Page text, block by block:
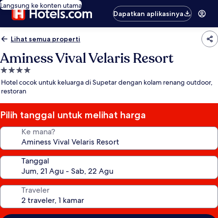
Langsung ke konten utama
Dapatkan aplikasinya
Lihat semua properti
Aminess Vival Velaris Resort
Properti
bintang
4.0
Hotel cocok untuk keluarga di Supetar dengan kolam renang outdoor,
restoran
Pilih tanggal untuk melihat harga
Ke mana?
Tanggal
Traveler